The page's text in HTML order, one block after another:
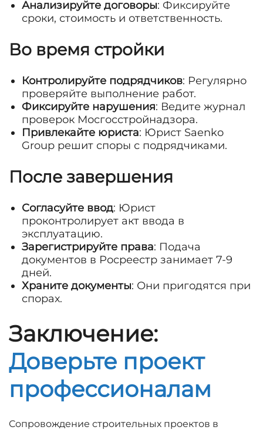
Анализируйте договоры: Фиксируйте
сроки, стоимость и ответственность.
Во время стройки
Контролируйте подрядчиков: Регулярно
проверяйте выполнение работ.
Фиксируйте нарушения: Ведите журнал
проверок Мосгосстройнадзора.
Привлекайте юриста: Юрист Saenko
Group решит споры с подрядчиками.
После завершения
Согласуйте ввод: Юрист
проконтролирует акт ввода в
эксплуатацию.
Зарегистрируйте права: Подача
документов в Росреестр занимает 7-9
дней.
Храните документы: Они пригодятся при
спорах.
Заключение:
Доверьте проект
профессионалам
Сопровождение строительных проектов в